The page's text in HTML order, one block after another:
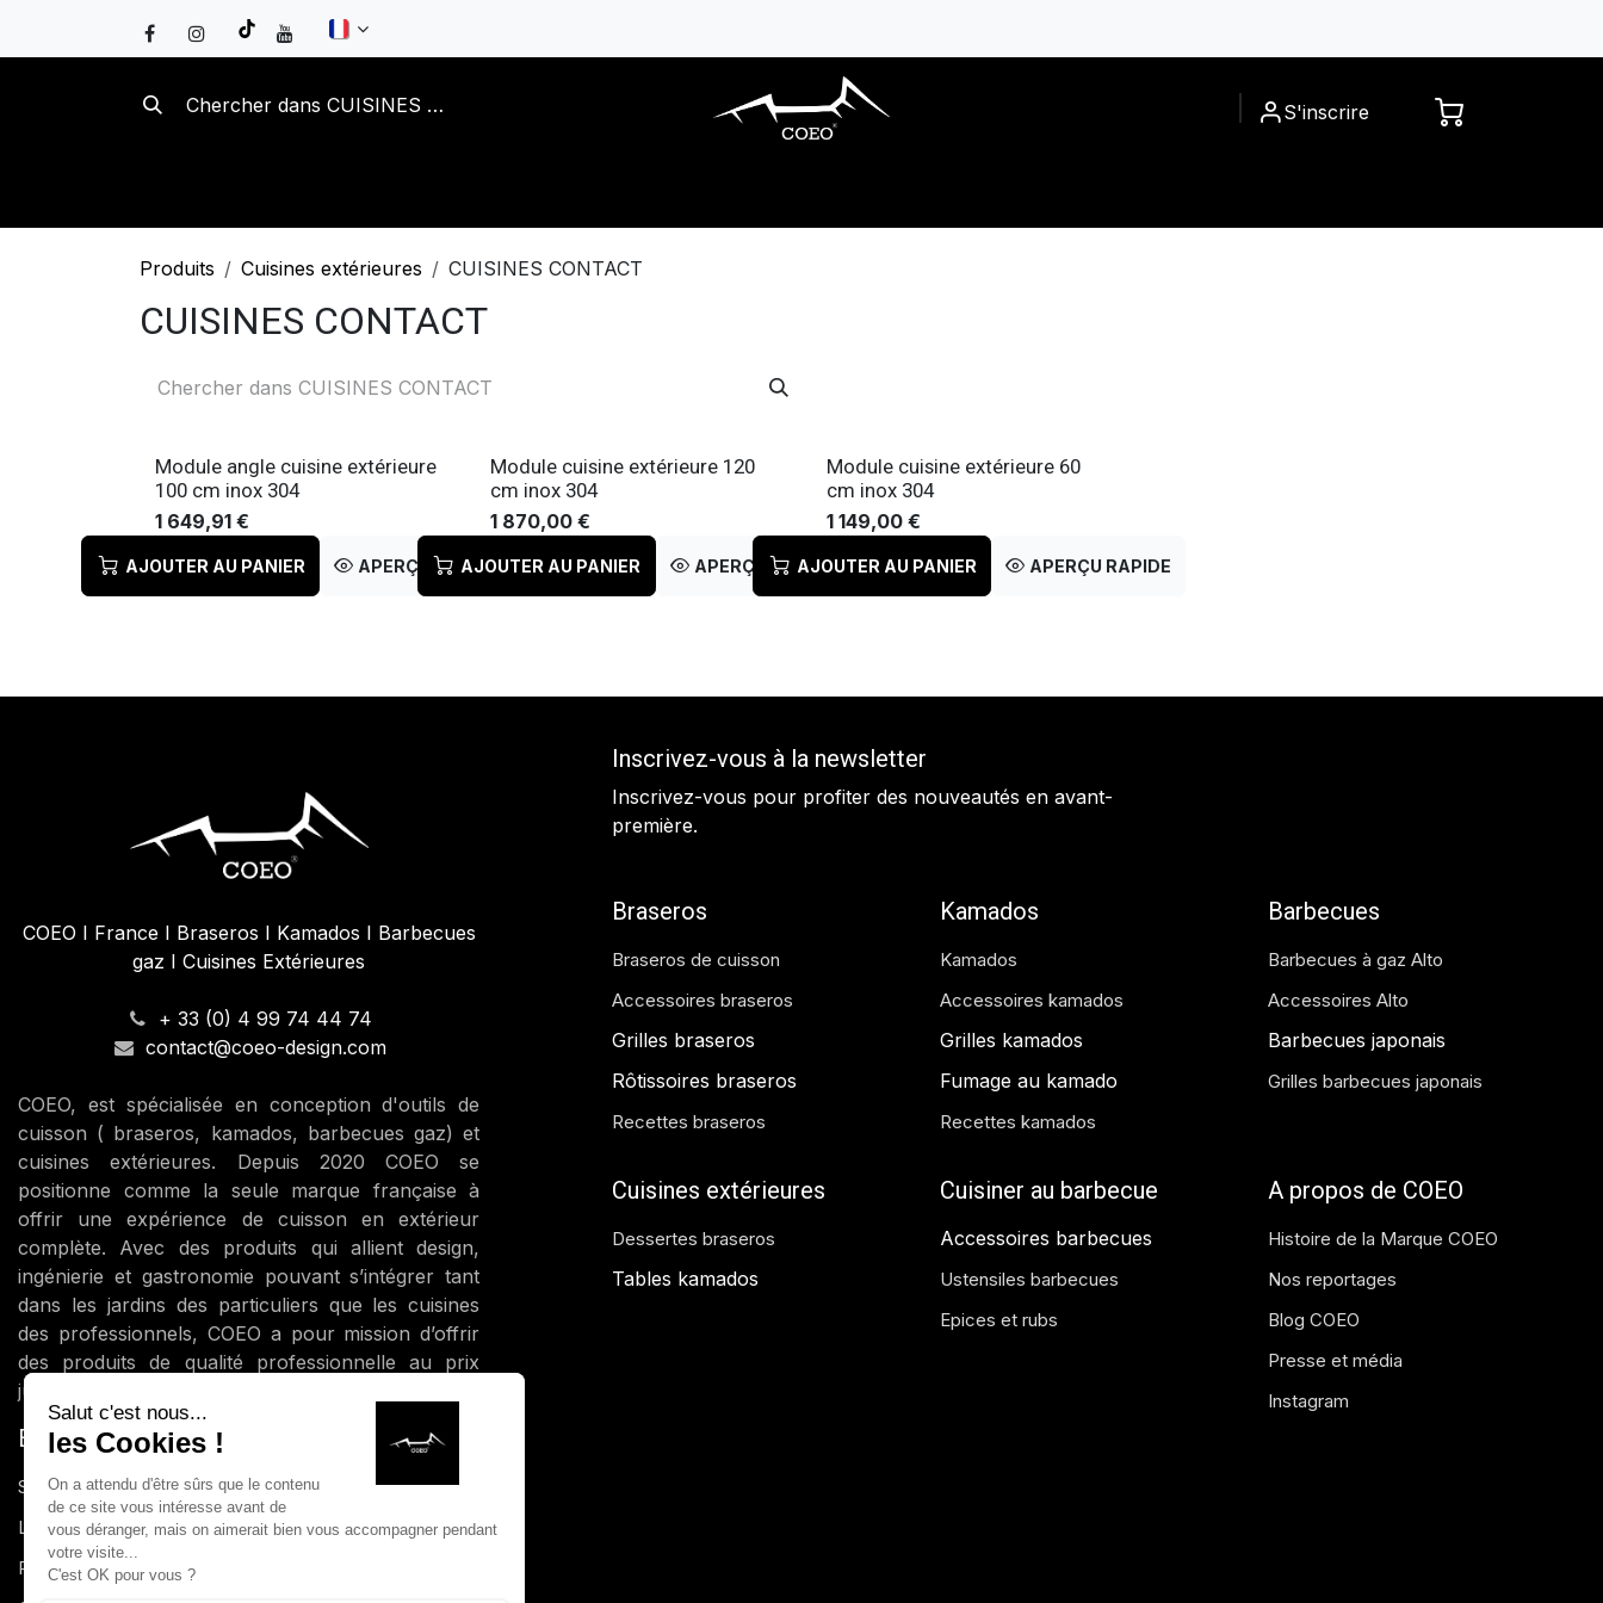
S'inscrire
Produits Cuisines extérieures CUISINES CONTACT
CUISINES CONTACT
Module angle cuisine extérieure
100 cm inox 304
1 649,91€
AJOUTER AU PANIER APERÇU RAPIDE
Module cuisine extérieure 120
cm inox 304
1 870,00 €
AJOUTER AU PANIER APERÇU RAPIDE
Module cuisine extérieure 60
cm inox 304
1 149,00€
AJOUTER AU PANIER APERÇU RAPIDE
COEO I France I Braseros I Kamados I Barbecues
gaz I Cuisines Extérieures
+ 33 (0) 4 99 74 44 74
contact@coeo-design.com
COEO, est spécialisée en conception d'outils de
cuisson ( braseros, kamados, barbecues gaz) et
cuisines extérieures. Depuis 2020 COEO se
positionne comme la seule marque française à
offrir une expérience de cuisson en extérieur
complète. Avec des produits qui allient design,
ingénierie et gastronomie pouvant s’intégrer tant
dans les jardins des particuliers que les cuisines
des professionnels, COEO a pour mission d’offrir
des produits de qualité professionnelle au prix
juste.
ENGAGEMENTS
Service client basé en France
Livraison rapide
Paiement sécurité
Inscrivez-vous à la newsletter
Inscrivez-vous pour profiter des nouveautés en avant-
première.
Braseros
Braseros de cuisson
Accessoires braseros
Grilles braseros
Rôtissoires braseros
Recettes braseros
Kamados
Kamados
Accessoires kamados
Grilles kamados
Fumage au kamado
Recettes kamados
Barbecues
Barbecues à gaz Alto
Accessoires Alto
Barbecues japonais
Grilles barbecues japonais
Cuisines extérieures
Dessertes braseros
Tables kamados
Cuisiner au barbecue
Accessoires barbecues
Ustensiles barbecues
Epices et rubs
A propos de COEO
Histoire de la Marque COEO
Nos reportages
Blog COEO
Presse et média
Instagram